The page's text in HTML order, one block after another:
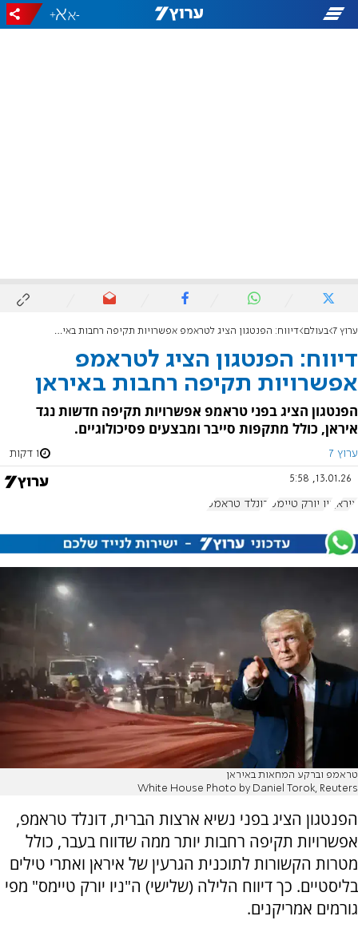
-
+
ערוץ 7 בעולם דיווח: הפנטגון הציג לטראמפ אפשרויות תקיפה רחבות באיראן
דיווח: הפנטגון הציג לטראמפ
אפשרויות תקיפה רחבות באיראן
הפנטגון הציג בפני טראמפ אפשרויות תקיפה חדשות נגד
איראן, כולל מתקפות סייבר ומבצעים פסיכולוגיים.
ערוץ 7 1 דקות
13.01.26, 5:58
איראן ניו יורק טיימס דונלד טראמפ
טראמפ וברקע המחאות באיראן
White House Photo by Daniel Torok, Reuters
הפנטגון הציג בפני נשיא ארצות הברית, דונלד טראמפ,
אפשרויות תקיפה רחבות יותר ממה שדווח בעבר, כולל
מטרות הקשורות לתוכנית הגרעין של איראן ואתרי טילים
בליסטיים. כך דיווח הלילה (שלישי) ה"ניו יורק טיימס" מפי
גורמים אמריקנים.